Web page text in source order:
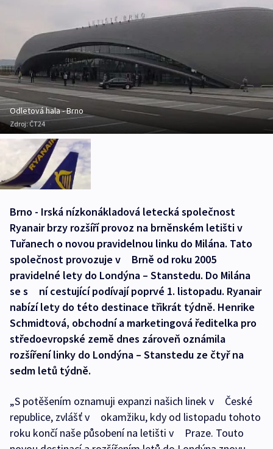
Odletová hala - Brno
Zdroj:ČT24
Brno - Irská nízkonákladová letecká společnost
Ryanair brzy rozšíří provoz na brněnském letišti v
Tuřanech o novou pravidelnou linku do Milána. Tato
společnost provozuje v Brně od roku 2005
pravidelné lety do Londýna – Stanstedu. Do Milána
se s ní cestující podívají poprvé 1. listopadu. Ryanair
nabízí lety do této destinace třikrát týdně. Henrike
Schmidtová, obchodní a marketingová ředitelka pro
středoevropské země dnes zároveň oznámila
rozšíření linky do Londýna – Stanstedu ze čtyř na
sedm letů týdně.
„S potěšením oznamuji expanzi našich linek v České
republice, zvlášť v okamžiku, kdy od listopadu tohoto
roku končí naše působení na letišti v Praze. Touto